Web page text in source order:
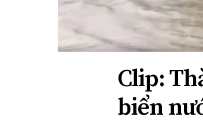
Xi nhan Trái Phải
Bạn đọc viết
Clip:
biển